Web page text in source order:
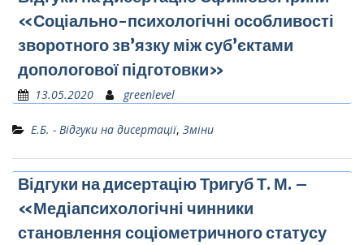
«Соціально-психологічні особливості
зворотного зв’язку між суб’єктами
допологової підготовки»
13.05.2020 greenlevel
Е.Б. - Відгуки на дисертації, Зміни
Відгуки на дисертацію Тригуб Т. М. –
«Медіапсихологічні чинники
становлення соціометричного статусу